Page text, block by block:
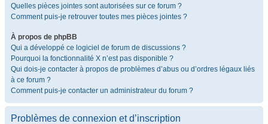
Quelles pièces jointes sont autorisées sur ce forum ?
Comment puis-je retrouver toutes mes pièces jointes ?
À propos de phpBB
Qui a développé ce logiciel de forum de discussions ?
Pourquoi la fonctionnalité X n’est pas disponible ?
Qui dois-je contacter à propos de problèmes d’abus ou d’ordres légaux liés
à ce forum ?
Comment puis-je contacter un administrateur du forum ?
Problèmes de connexion et d’inscription